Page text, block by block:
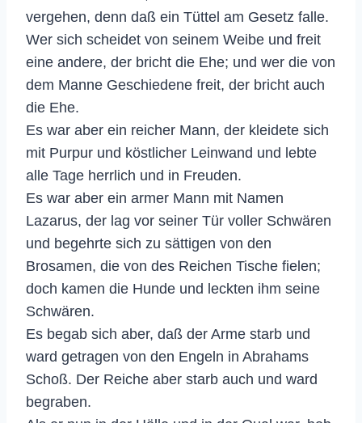
vergehen, denn daß ein Tüttel am Gesetz falle.
Wer sich scheidet von seinem Weibe und freit
eine andere, der bricht die Ehe; und wer die von
dem Manne Geschiedene freit, der bricht auch
die Ehe.
Es war aber ein reicher Mann, der kleidete sich
mit Purpur und köstlicher Leinwand und lebte
alle Tage herrlich und in Freuden.
Es war aber ein armer Mann mit Namen
Lazarus, der lag vor seiner Tür voller Schwären
und begehrte sich zu sättigen von den
Brosamen, die von des Reichen Tische fielen;
doch kamen die Hunde und leckten ihm seine
Schwären.
Es begab sich aber, daß der Arme starb und
ward getragen von den Engeln in Abrahams
Schoß. Der Reiche aber starb auch und ward
begraben.